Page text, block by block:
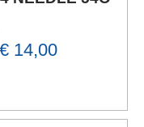
14,00